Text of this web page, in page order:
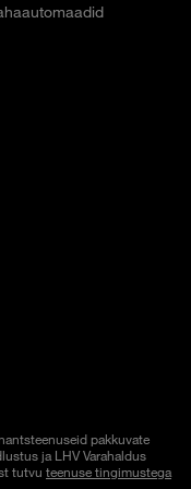
pakkuvate
ja LHV Varahaldus
tutvu teenuse tingimustega